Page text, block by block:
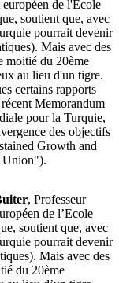
de l'Ecole
soutient que, avec
pourrait devenir
Mais avec des
moitié du 20ème
au lieu d'un tigre.
certains rapports
Memorandum
pour la Turquie,
des objectifs
Growth and
Union").
, Professeur
de l’Ecole
soutient que, avec
pourrait devenir
Mais avec des
du 20ème